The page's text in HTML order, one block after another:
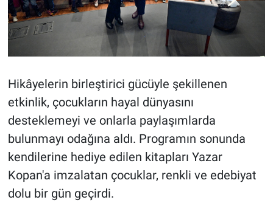
Hikâyelerin birleştirici gücüyle şekillenen
etkinlik, çocukların hayal dünyasını
desteklemeyi ve onlarla paylaşımlarda
bulunmayı odağına aldı. Programın sonunda
kendilerine hediye edilen kitapları Yazar
Kopan'a imzalatan çocuklar, renkli ve edebiyat
dolu bir gün geçirdi.